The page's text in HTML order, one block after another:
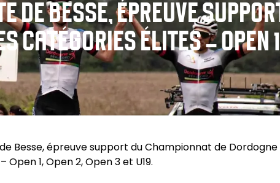
DE BESSE, ÉPREUVE
CATÉGORIES ÉLITES – OPEN
Besse, épreuve support du Championnat de
Open 1, Open 2, Open 3 et U19.